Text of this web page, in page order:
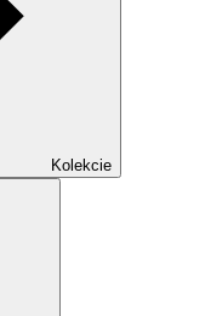
Kolekcie